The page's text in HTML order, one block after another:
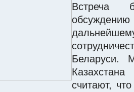
Встреча
Беларуси.
считают,